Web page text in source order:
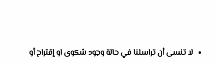
لا تنسى أن تراسلنا في حالة وجود شكوى او إقتراح أو